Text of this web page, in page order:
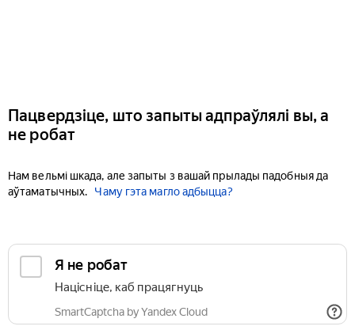
Пацвердзіце, што запыты адпраўлялі вы, а
не робат
Нам вельмі шкада, але запыты з вашай прылады падобныя да
аўтаматычных.
Чаму гэта магло адбыцца?
Я не робат
Націсніце, каб працягнуць
SmartCaptcha by Yandex Cloud